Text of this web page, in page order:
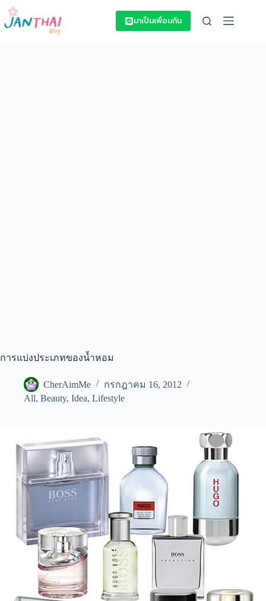
Skip
content
มาเป็นเพื่อนกัน
การแบ่งประเภทของน้ำหอม
CherAimMe
กรกฎาคม 16, 2012
All, Beauty, Idea, Lifestyle